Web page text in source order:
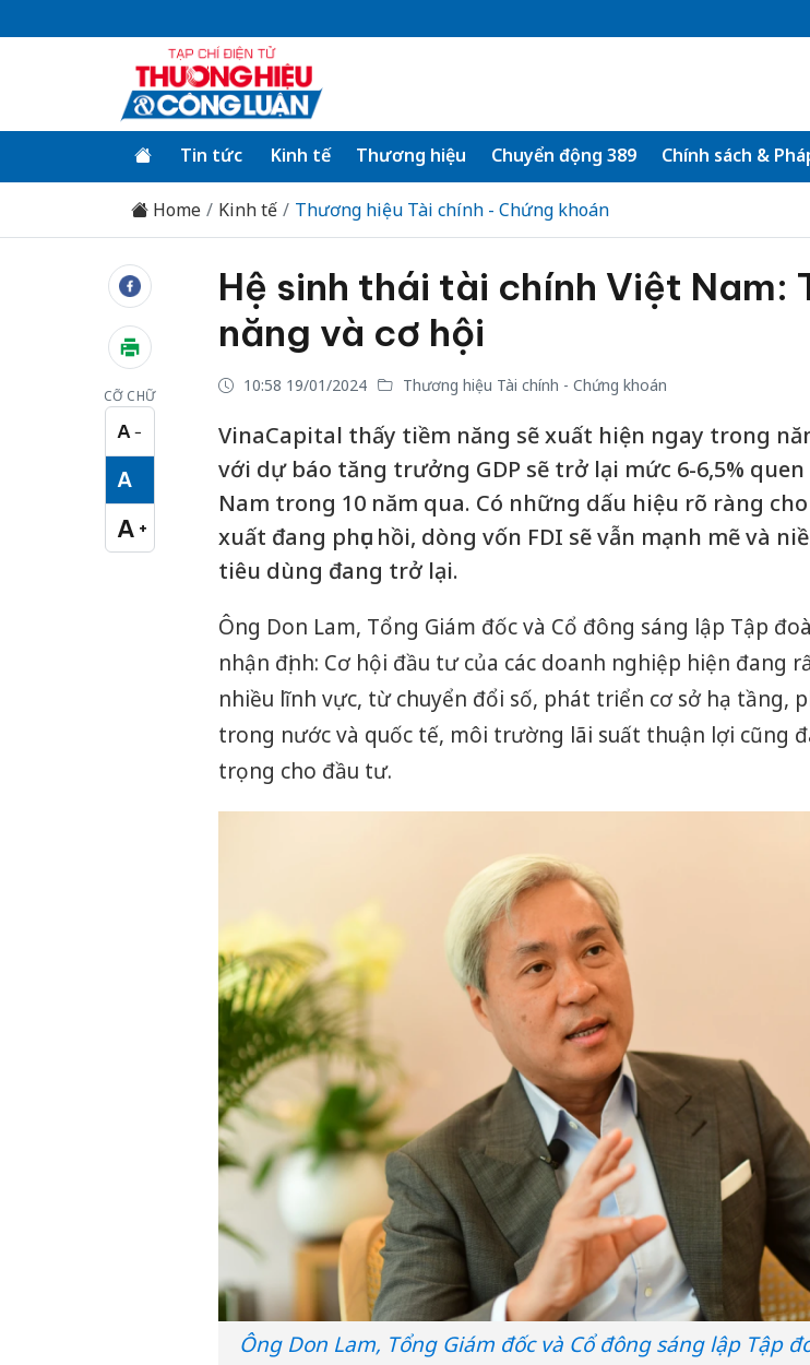
Tin tức Kinh tế Thương hiệu Chuyển động 389 Chính sách &
Home Kinh tế Thương hiệu Tài chính - Chứng khoán
CỠ CHỮ
A −
Cỡ chữ nhỏ
A
Cỡ chữ vừa
A +
Cỡ chữ lớn
Hệ sinh thái tài chính Việt Nam:
năng và cơ hội
10:58 19/01/2024 Thương hiệu Tài chính - Chứng khoán
VinaCapital thấy tiềm năng sẽ xuất hiện ngay trong
với dự báo tăng trưởng GDP sẽ trở lại mức 6-6,5%
Nam trong 10 năm qua. Có những dấu hiệu rõ ràng
xuất đang phục hồi, dòng vốn FDI sẽ vẫn mạnh mẽ và
tiêu dùng đang trở lại.
Ông Don Lam, Tổng Giám đốc và Cổ đông sáng lập Tập
nhận định: Cơ hội đầu tư của các doanh nghiệp hiện đang
nhiều lĩnh vực, từ chuyển đổi số, phát triển cơ sở hạ tầng,
trong nước và quốc tế, môi trường lãi suất thuận lợi cũng
trọng cho đầu tư.
Ông Don Lam, Tổng Giám đốc và Cổ đông sáng lập Tập